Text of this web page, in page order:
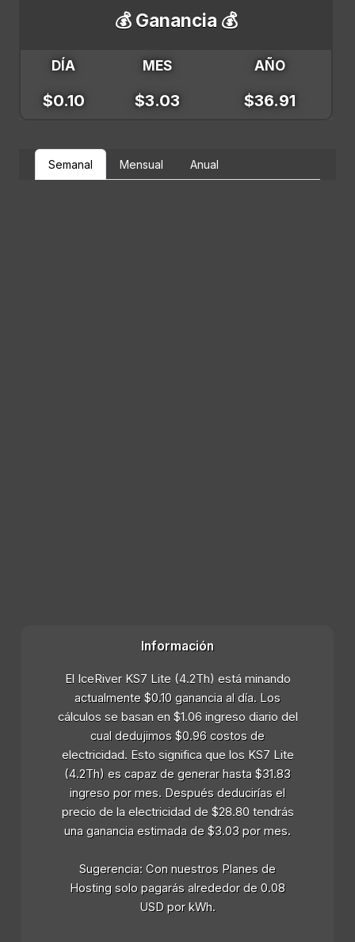
💰 Ganancia 💰
DÍA MES AÑO
$0.10 $3.03 $36.91
Semanal Mensual Anual
Información
El IceRiver KS7 Lite (4.2Th) está minando
actualmente $0.10 ganancia al día. Los
cálculos se basan en $1.06 ingreso diario del
cual dedujimos $0.96 costos de
electricidad. Esto significa que los KS7 Lite
(4.2Th) es capaz de generar hasta $31.83
ingreso por mes. Después deducirías el
precio de la electricidad de $28.80 tendrás
una ganancia estimada de $3.03 por mes.
Sugerencia: Con nuestros Planes de
Hosting solo pagarás alrededor de 0.08
USD por kWh.